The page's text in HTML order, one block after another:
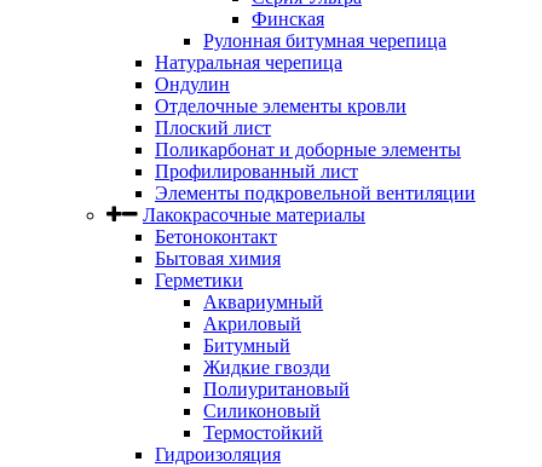
Финская
Рулонная битумная черепица
Натуральная черепица
Ондулин
Отделочные элементы кровли
Плоский лист
Поликарбонат и доборные элементы
Профилированный лист
Элементы подкровельной вентиляции
Лакокрасочные материалы
Бетоноконтакт
Бытовая химия
Герметики
Аквариумный
Акриловый
Битумный
Жидкие гвозди
Полиуритановый
Силиконовый
Термостойкий
Гидроизоляция